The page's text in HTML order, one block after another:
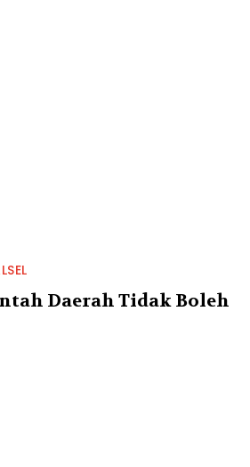
Daerah Tidak Boleh